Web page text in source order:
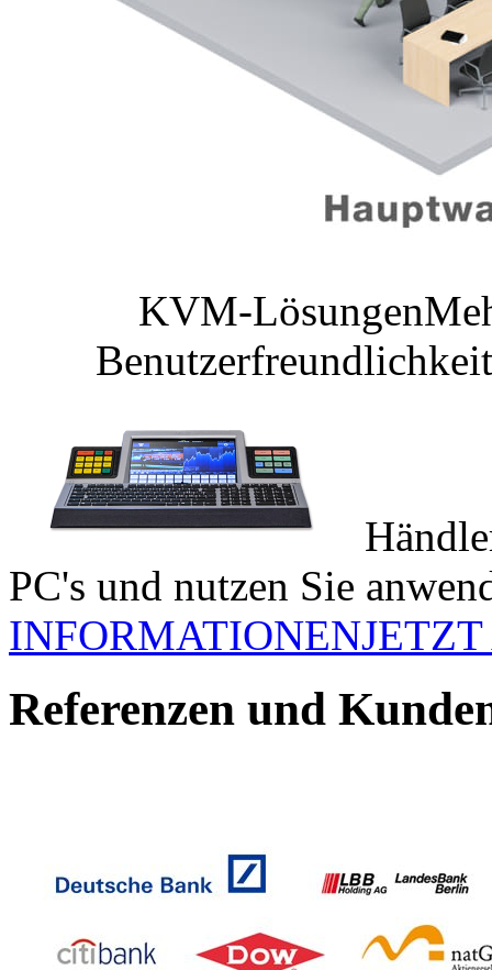
KVM-Lösungen
Benutzerfreundlichkeit
PC's und nutzen Sie
INFORMATIONEN
Referenzen und